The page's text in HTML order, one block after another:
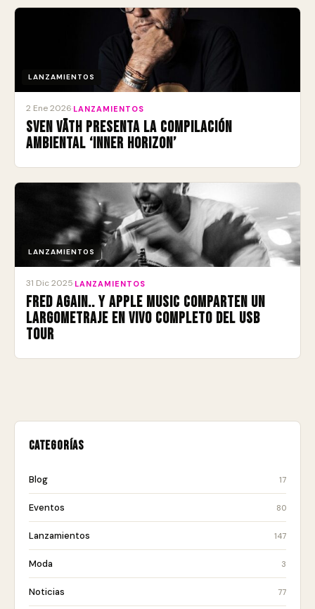
LANZAMIENTOS
2 Ene 2026 LANZAMIENTOS
Sven Väth presenta la compilación
ambiental ‘Inner Horizon’
LANZAMIENTOS
31 Dic 2025 LANZAMIENTOS
Fred again.. y Apple Music comparten un
largometraje en vivo completo del USB
Tour
Categorías
Blog 17
Eventos 80
Lanzamientos 147
Moda 3
Noticias 77